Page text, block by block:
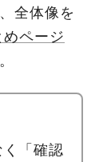
全体像を
めページ
「確認